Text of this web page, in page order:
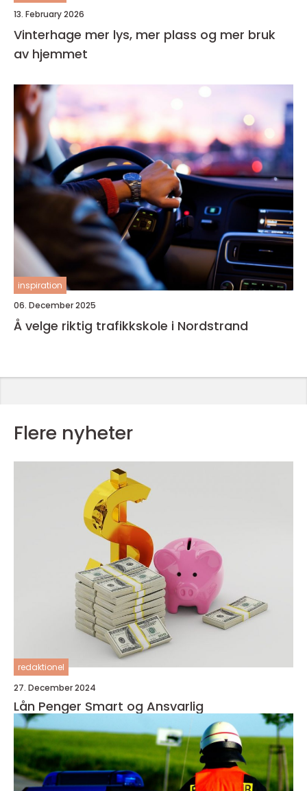
13. February 2026
Vinterhage mer lys, mer plass og mer bruk
av hjemmet
inspiration
06. December 2025
Å velge riktig trafikkskole i Nordstrand
Flere nyheter
redaktionel
27. December 2024
Lån Penger Smart og Ansvarlig